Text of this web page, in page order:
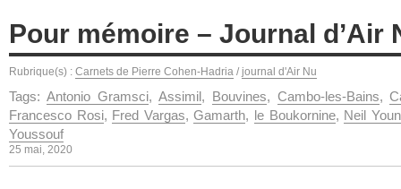
Pour mémoire – Journal d’Air
Rubrique(s) : Carnets de Pierre Cohen-Hadria / journal d'Air Nu
Tags: Antonio Gramsci, Assimil, Bouvines, Cambo-les-Bains,
Francesco Rosi, Fred Vargas,Gamarth, le Boukornine, Neil
Youssouf
25 mai, 2020